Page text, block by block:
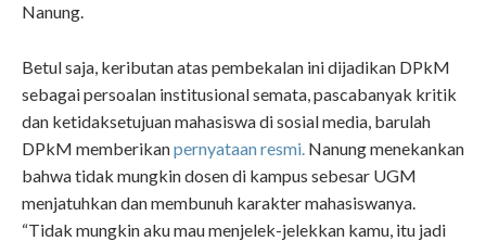
Nanung.
Betul saja, keributan atas pembekalan ini dijadikan DPkM
sebagai persoalan institusional semata, pascabanyak kritik
dan ketidaksetujuan mahasiswa di sosial media, barulah
DPkM memberikanpernyataan resmi. Nanung menekankan
bahwa tidak mungkin dosen di kampus sebesar UGM
menjatuhkan dan membunuh karakter mahasiswanya.
“Tidak mungkin aku mau menjelek-jelekkan kamu, itu jadi